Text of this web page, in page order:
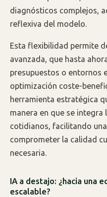
diagnósticos complejos,
reflexiva del modelo.
Esta flexibilidad permite
avanzada, que hasta
presupuestos o entornos
optimización coste-
herramienta estratégica
manera en que se
cotidianos, facilitando
comprometer la calidad
necesaria.
IA a destajo: ¿hacia una
escalable?